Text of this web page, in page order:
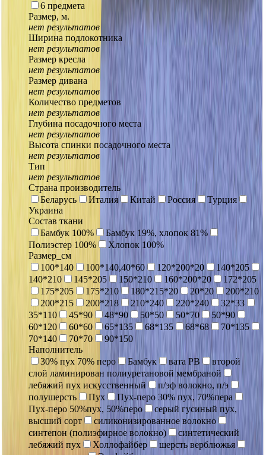
6 предмета
Размер, м.
нет результатов
Ширина подлокотника
нет результатов
Размер кресла
нет результатов
Размер дивана
нет результатов
Количество предметов
нет результатов
Глубина посадочного места
нет результатов
Высота спинки посадочного места
нет результатов
Тип
нет результатов
Страна производитель
Беларусь
Италия Китай Россия
Турция
Украина
Состав ткани
Бамбук 100%
Бамбук 19%, хлопок 81%
Полиэстер 100%
Хлопок 100%
Размер_см
100*140
100*140,40*60 120*200*20
140*205
140*210
145*205 150*210 160*200*20
172*205
175*205
175*210 180*215*20 20*20
200*210
200*215
200*218 210*240 220*240
32*33
35*110
45*90 48*90 50*50 50*70
50*90
60*120
60*60 65*135 68*135 68*68
70*135
70*140
70*70
90*150
Наполнитель
30% пух 70% перо
Бамбук вата РВ
второй
слой ламинирован полиуретановой мембраной
лебяжий пух искусственный
п/эф волокно, п/э
полушерсть
Пух
Пух-перо 30% пух, 70%пера
Пух-перо 50%пух, 50%перо
серый гусиный пух,
высший сорт
силиконизированное волокно
синтепон (полиэфирное волокно)
синтетический
лебяжий пух
Холлофайбер
шерсть верблюжья